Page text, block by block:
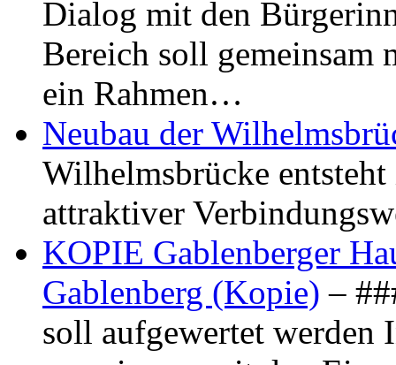
Dialog mit den
Bereich soll gemeinsam
ein Rahmen…
Neubau der
Wilhelmsbrücke
attraktiver
KOPIE Gablenberger
Gablenberg (Kopie) –
soll aufgewertet werden